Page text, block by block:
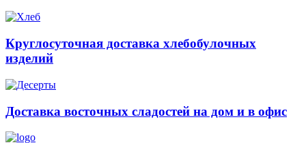
Круглосуточная доставка хлебобулочных
изделий
Доставка восточных сладостей на дом и в офис